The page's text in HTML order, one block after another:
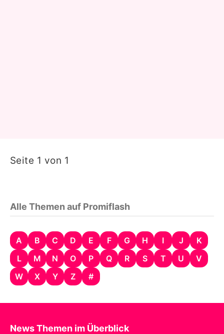
Seite 1 von 1
Alle Themen auf Promiflash
A B C D E F G H I J
K
L
M N O P Q R S T U
V
W
X Y Z #
News Themen im Überblick